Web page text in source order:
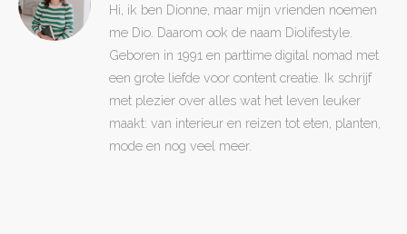
Hi, ik ben Dionne, maar mijn vrienden noemen
me Dio. Daarom ook de naam Diolifestyle.
Geboren in 1991 en parttime digital nomad met
een grote liefde voor content creatie. Ik schrijf
met plezier over alles wat het leven leuker
maakt: van interieur en reizen tot eten, planten,
mode en nog veel meer.